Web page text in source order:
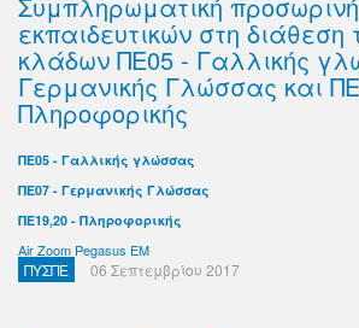
εκπαιδευτικών στη διάθεση
κλάδων ΠΕ05 - Γαλλικής
Γερμανικής Γλώσσας και
Πληροφορικής
ΠΕ05 - Γαλλικής γλώσσας
ΠΕ07 - Γερμανικής Γλώσσας
ΠΕ19,20 - Πληροφορικής
Air Zoom Pegasus EM
ΠΥΣΠΕ 06 Σεπτεμβρίου 2017